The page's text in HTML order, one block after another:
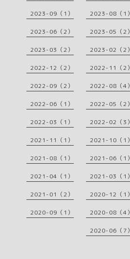
2023-09（1） 2023-08（1）
2023-06（2） 2023-05（2）
2023-03（2） 2023-02（2）
2022-12（2） 2022-11（2）
2022-09（2） 2022-08（4）
2022-06（1） 2022-05（2）
2022-03（1） 2022-02（3）
2021-11（1） 2021-10（1）
2021-08（1） 2021-06（1）
2021-04（1） 2021-03（1）
2021-01（2） 2020-12（1）
2020-09（1） 2020-08（4）
2020-06（7）